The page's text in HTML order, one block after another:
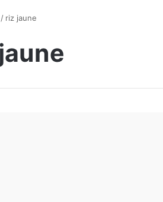
/ riz jaune